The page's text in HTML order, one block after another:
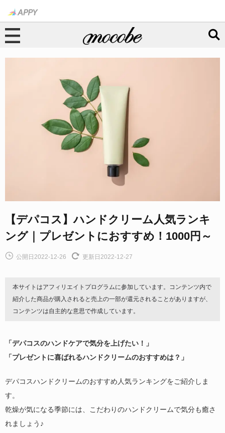
【デパコス】ハンドクリーム人気ランキ
ング｜プレゼントにおすすめ！1000円～
公開日2022-12-26 更新日2022-12-27
本サイトはアフィリエイトプログラムに参加しています。コンテンツ内で
紹介した商品が購入されると売上の一部が還元されることがありますが、
コンテンツは自主的な意思で作成しています。
「デパコスのハンドケアで気分を上げたい！」
「プレゼントに喜ばれるハンドクリームのおすすめは？」
デパコスハンドクリームのおすすめ人気ランキングをご紹介しま
す。
乾燥が気になる季節には、こだわりのハンドクリームで気分も癒さ
れましょう♪